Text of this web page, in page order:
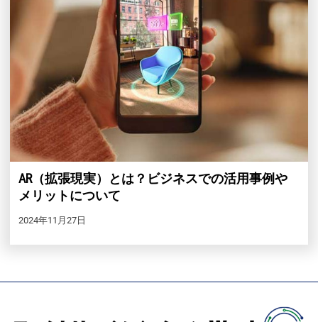
AR（拡張現実）とは？ビジネスでの活用事例や
メリットについて
2024年11月27日